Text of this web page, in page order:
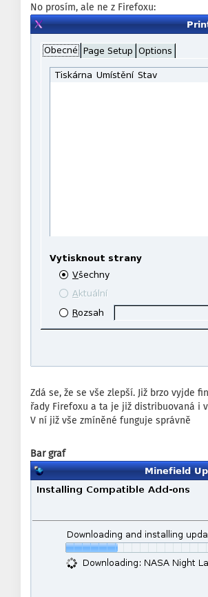
No prosím, ale ne z Firefoxu:
Zdá se, že se vše zlepší. Již brzo vyjde
řady Firefoxu a ta je již distribuovaná i
V ní již vše zmíněné funguje správně
Bar graf